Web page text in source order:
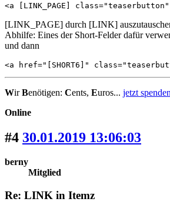
<a [LINK_PAGE]
[LINK_PAGE] durch [LINK]
Abhilfe: Eines der Short-Felder dafür
und dann
<a href="[SHORT6]"
WirBenötigen: Cents, Euros... jetzt
Online
#4 30.01.2019 13:06:03
berny
Mitglied
Re: LINK in Itemz